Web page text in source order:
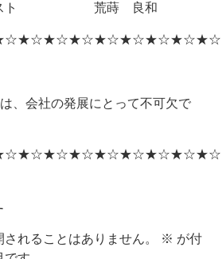
リスト 荒蒔 良和
、会社の発展にとって不可欠で
れることはありません。 ※ が付